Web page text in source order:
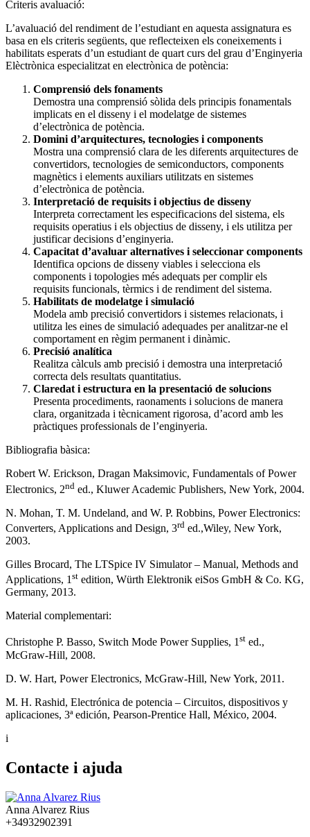
Criteris avaluació:
L’avaluació del rendiment de l’estudiant en aquesta assignatura es
basa en els criteris següents, que reflecteixen els coneixements i
habilitats esperats d’un estudiant de quart curs del grau d’Enginyeria
Elèctrònica especialitzat en electrònica de potència:
Comprensió dels fonaments
Demostra una comprensió sòlida dels principis fonamentals
implicats en el disseny i el modelatge de sistemes
d’electrònica de potència.
Domini d’arquitectures, tecnologies i components
Mostra una comprensió clara de les diferents arquitectures de
convertidors, tecnologies de semiconductors, components
magnètics i elements auxiliars utilitzats en sistemes
d’electrònica de potència.
Interpretació de requisits i objectius de disseny
Interpreta correctament les especificacions del sistema, els
requisits operatius i els objectius de disseny, i els utilitza per
justificar decisions d’enginyeria.
Capacitat d’avaluar alternatives i seleccionar components
Identifica opcions de disseny viables i selecciona els
components i topologies més adequats per complir els
requisits funcionals, tèrmics i de rendiment del sistema.
Habilitats de modelatge i simulació
Modela amb precisió convertidors i sistemes relacionats, i
utilitza les eines de simulació adequades per analitzar-ne el
comportament en règim permanent i dinàmic.
Precisió analítica
Realitza càlculs amb precisió i demostra una interpretació
correcta dels resultats quantitatius.
Claredat i estructura en la presentació de solucions
Presenta procediments, raonaments i solucions de manera
clara, organitzada i tècnicament rigorosa, d’acord amb les
pràctiques professionals de l’enginyeria.
Bibliografia bàsica:
Robert W. Erickson, Dragan Maksimovic, Fundamentals of Power
Electronics, 2nd ed., Kluwer Academic Publishers, New York, 2004.
N. Mohan, T. M. Undeland, and W. P. Robbins, Power Electronics:
Converters, Applications and Design, 3rd ed.,Wiley, New York,
2003.
Gilles Brocard, The LTSpice IV Simulator – Manual, Methods and
Applications, 1 st edition, Würth Elektronik eiSos GmbH & Co. KG,
Germany, 2013.
Material complementari:
Christophe P. Basso, Switch Mode Power Supplies, 1st ed.,
McGraw-Hill, 2008.
D. W. Hart, Power Electronics, McGraw-Hill, New York, 2011.
M. H. Rashid, Electrónica de potencia – Circuitos, dispositivos y
aplicaciones, 3ª edición, Pearson-Prentice Hall, México, 2004.
i
Contacte i ajuda
Anna Alvarez Rius
+34932902391